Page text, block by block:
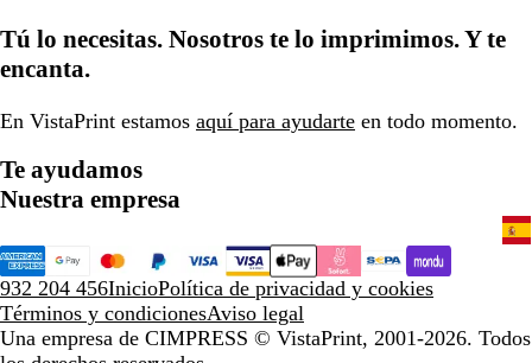
Tú lo necesitas. Nosotros te lo imprimimos. Y te
encanta.
En VistaPrint estamos aquí para ayudarte en todo momento.
Te ayudamos
Nuestra empresa
932 204 456InicioPolítica de privacidad y cookies
Términos y condicionesAviso legal
Una empresa de CIMPRESS © VistaPrint, 2001-2026. Todos